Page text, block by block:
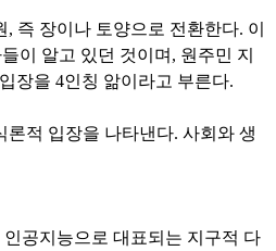
즉 장이나 토양으로 전환한다. 이
이 알고 있던 것이며, 원주민 지
장을 4인칭 앎이라고 부른다.
적 입장을 나타낸다. 사회와 생
공지능으로 대표되는 지구적 다